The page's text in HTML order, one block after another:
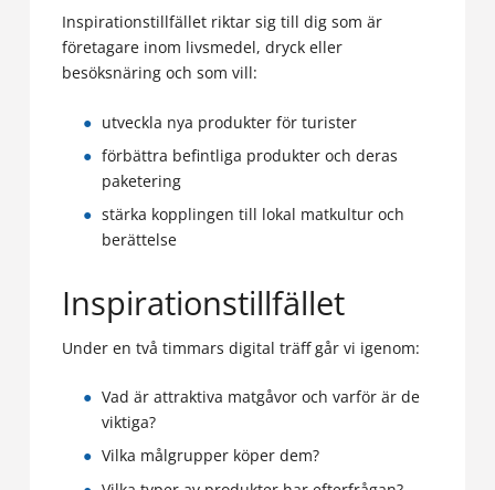
Inspirationstillfället riktar sig till dig som är
företagare inom livsmedel, dryck eller
besöksnäring och som vill:
utveckla nya produkter för turister
förbättra befintliga produkter och deras
paketering
stärka kopplingen till lokal matkultur och
berättelse
Inspirationstillfället
Under en två timmars digital träff går vi igenom:
Vad är attraktiva matgåvor och varför är de
viktiga?
Vilka målgrupper köper dem?